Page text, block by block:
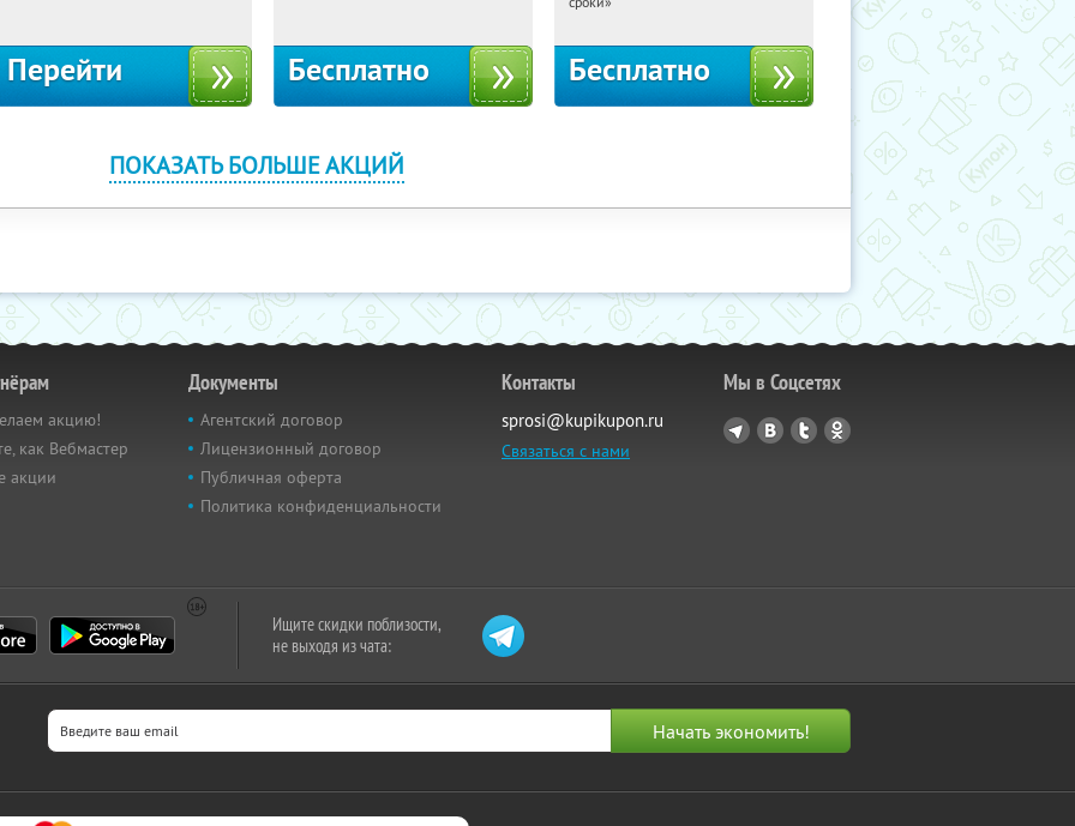
Перейти Бесплатно Бесплатно
ПОКАЗАТЬ БОЛЬШЕ АКЦИЙ
акцию!
как Вебмастер
акции
Документы
Агентский договор
Лицензионный договор
Публичная оферта
Политика конфиденциальности
Контакты
sprosi@kupikupon.ru
Связаться с нами
Мы в Соцсетях
Ищите скидки поблизости,
не выходя из чата: